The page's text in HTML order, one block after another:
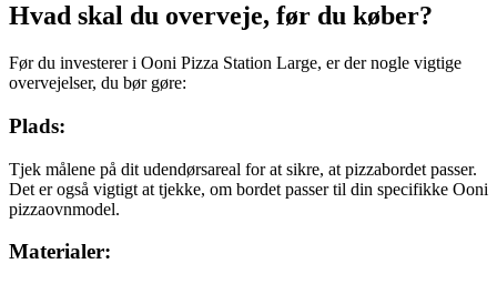
Hvad skal du overveje, før du køber?
Før du investerer i Ooni Pizza Station Large, er der nogle vigtige
overvejelser, du bør gøre:
Plads:
Tjek målene på dit udendørsareal for at sikre, at pizzabordet passer.
Det er også vigtigt at tjekke, om bordet passer til din specifikke Ooni
pizzaovnmodel.
Materialer: